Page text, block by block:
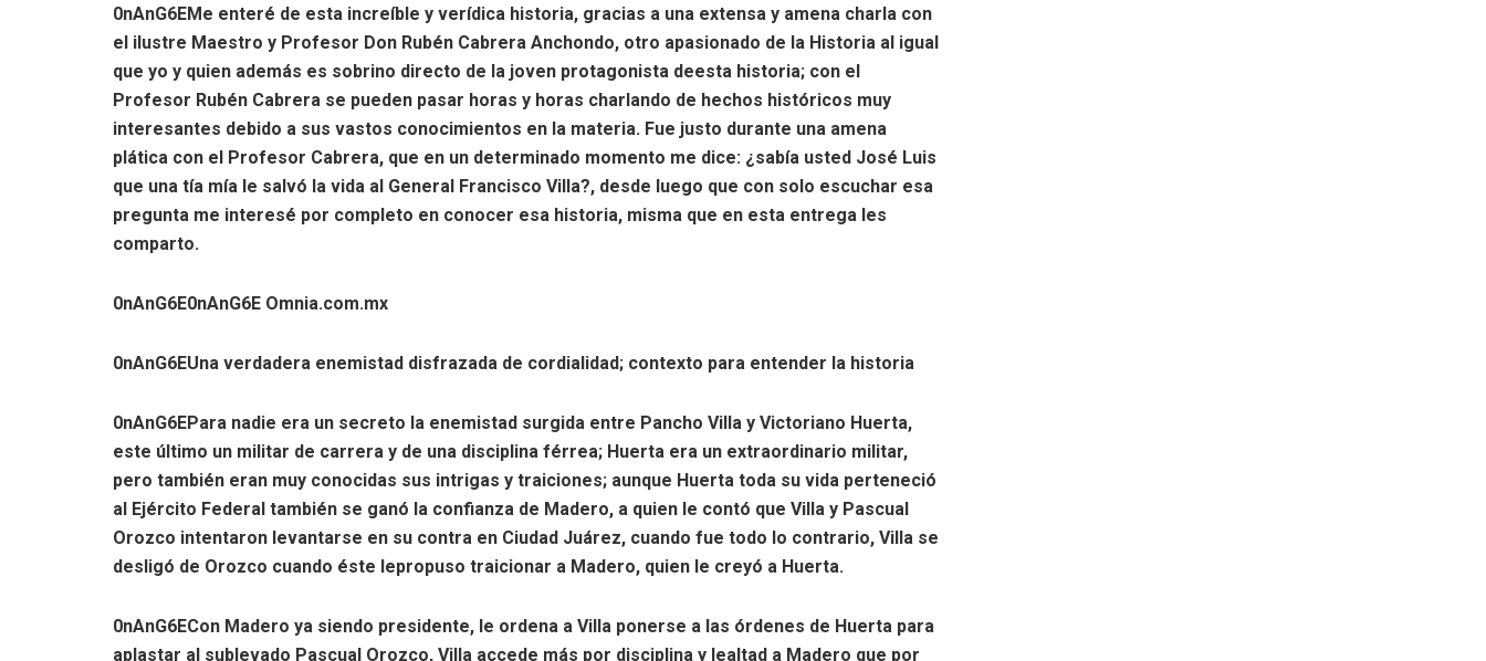
0nAnG6EMe enteré de esta increíble y verídica historia, gracias a una extensa y amena charla con
el ilustre Maestro y Profesor Don Rubén Cabrera Anchondo, otro apasionado de la Historia al igual
que yo y quien además es sobrino directo de la joven protagonista deesta historia; con el
Profesor Rubén Cabrera se pueden pasar horas y horas charlando de hechos históricos muy
interesantes debido a sus vastos conocimientos en la materia. Fue justo durante una amena
plática con el Profesor Cabrera, que en un determinado momento me dice: ¿sabía usted José Luis
que una tía mía le salvó la vida al General Francisco Villa?, desde luego que con solo escuchar esa
pregunta me interesé por completo en conocer esa historia, misma que en esta entrega les
comparto.
0nAnG6E0nAnG6E Omnia.com.mx
0nAnG6EUna verdadera enemistad disfrazada de cordialidad; contexto para entender la historia
0nAnG6EPara nadie era un secreto la enemistad surgida entre Pancho Villa y Victoriano Huerta,
este último un militar de carrera y de una disciplina férrea; Huerta era un extraordinario militar,
pero también eran muy conocidas sus intrigas y traiciones; aunque Huerta toda su vida perteneció
al Ejército Federal también se ganó la confianza de Madero, a quien le contó que Villa y Pascual
Orozco intentaron levantarse en su contra en Ciudad Juárez, cuando fue todo lo contrario, Villa se
desligó de Orozco cuando éste lepropuso traicionar a Madero, quien le creyó a Huerta.
0nAnG6ECon Madero ya siendo presidente, le ordena a Villa ponerse a las órdenes de Huerta para
aplastar al sublevado Pascual Orozco, Villa accede más por disciplina y lealtad a Madero que por